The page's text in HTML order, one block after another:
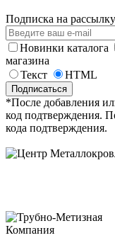
Подписка на
Новинки каталога
магазина
Текст
HTML
*После добавления
код подтверждения.
кода подтверждения.